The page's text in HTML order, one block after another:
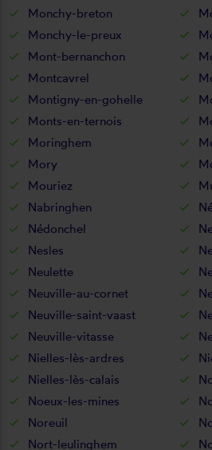
Monchy-breton
Monchy-le-preux
Mont-bernanchon
Montcavrel
Montigny-en-gohelle
Monts-en-ternois
Moringhem
Mory
Mouriez
Nabringhen
Nédonchel
Nesles
Neulette
Neuville-au-cornet
Neuville-saint-vaast
Neuville-vitasse
Nielles-lès-ardres
Nielles-lès-calais
Noeux-les-mines
Noreuil
Nort-leulinghem